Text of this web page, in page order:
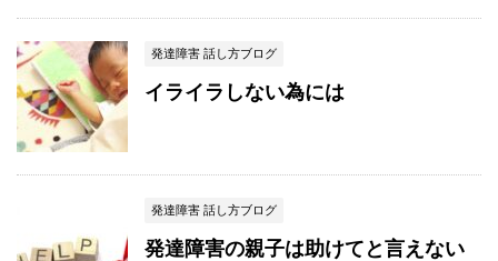
発達障害 話し方ブログ
イライラしない為には
発達障害 話し方ブログ
発達障害の親子は助けてと言えない